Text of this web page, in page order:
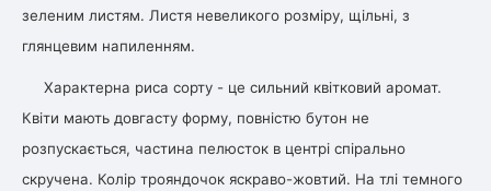
зеленим листям. Листя невеликого розміру, щільні, з
глянцевим напиленням.
Характерна риса сорту - це сильний квітковий аромат.
Квіти мають довгасту форму, повністю бутон не
розпускається, частина пелюсток в центрі спірально
скручена. Колір трояндочок яскраво-жовтий. На тлі темного